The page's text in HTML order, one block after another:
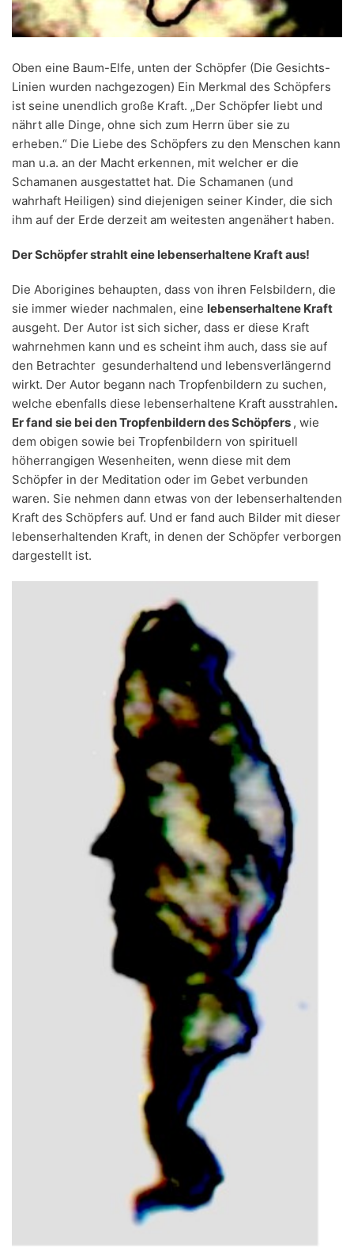
Oben eine Baum-Elfe, unten der Schöpfer (Die Gesichts-
Linien wurden nachgezogen) Ein Merkmal des Schöpfers
ist seine unendlich große Kraft. „Der Schöpfer liebt und
nährt alle Dinge, ohne sich zum Herrn über sie zu
erheben.“ Die Liebe des Schöpfers zu den Menschen kann
man u.a. an der Macht erkennen, mit welcher er die
Schamanen ausgestattet hat. Die Schamanen (und
wahrhaft Heiligen) sind diejenigen seiner Kinder, die sich
ihm auf der Erde derzeit am weitesten angenähert haben.
Der Schöpfer strahlt eine lebenserhaltene Kraft aus!
Die Aborigines behaupten, dass von ihren Felsbildern, die
sie immer wieder nachmalen, eine lebenserhaltene Kraft
ausgeht. Der Autor ist sich sicher, dass er diese Kraft
wahrnehmen kann und es scheint ihm auch, dass sie auf
den Betrachter gesunderhaltend und lebensverlängernd
wirkt. Der Autor begann nach Tropfenbildern zu suchen,
welche ebenfalls diese lebenserhaltene Kraft ausstrahlen.
Er fand sie bei den Tropfenbildern des Schöpfers , wie
dem obigen sowie bei Tropfenbildern von spirituell
höherrangigen Wesenheiten, wenn diese mit dem
Schöpfer in der Meditation oder im Gebet verbunden
waren. Sie nehmen dann etwas von der lebenserhaltenden
Kraft des Schöpfers auf. Und er fand auch Bilder mit dieser
lebenserhaltenden Kraft, in denen der Schöpfer verborgen
dargestellt ist.